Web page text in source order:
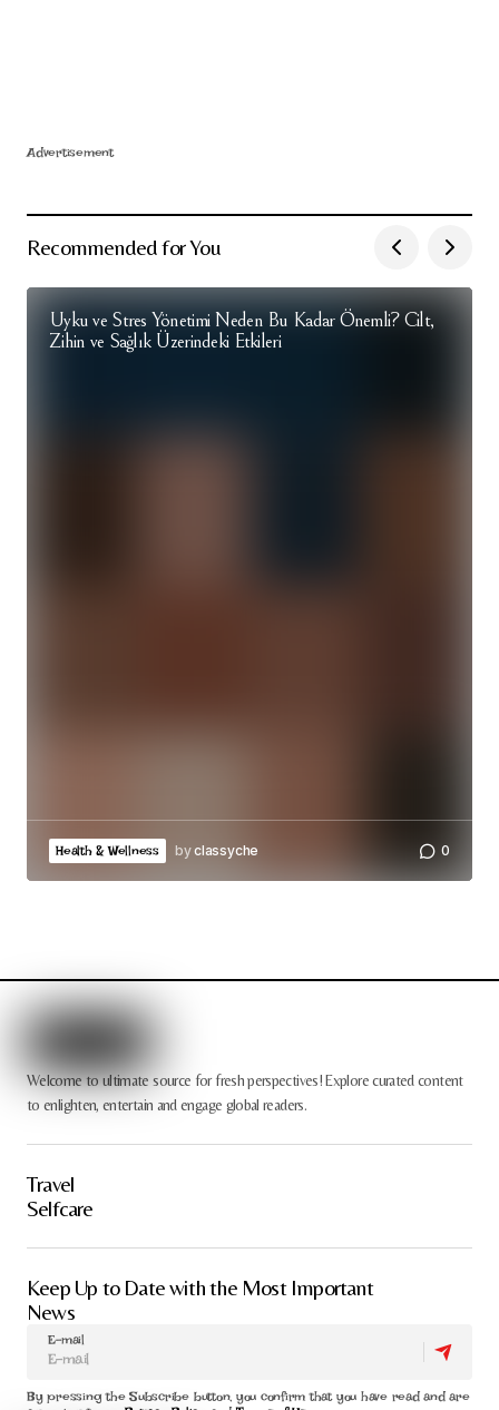
Advertisement
Recommended for You
Uyku ve Stres Yönetimi Neden Bu Kadar Önemli? Cilt,
Zihin ve Sağlık Üzerindeki Etkileri
Health & Wellness byclassyche 0
Welcome to ultimate source for fresh perspectives! Explore curated content
to enlighten, entertain and engage global readers.
Travel
Selfcare
Keep Up to Date with the Most Important
News
E-mail
By pressing the Subscribe button, you confirm that you have read and are